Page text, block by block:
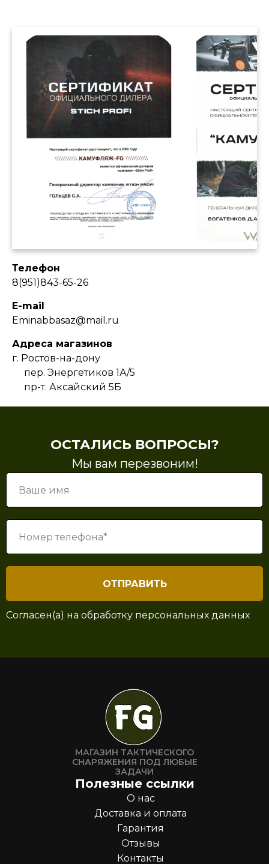
Телефон
8(951)843-65-26
E-mail
Eminabbasaz@mail.ru
Адреса магазинов
г. Ростов-на-дону
пер. Энергетиков 1А/5
пр-т. Аксайский 5Б
ОСТАЛИСЬ ВОПРОСЫ?
Мы вам перезвоним!
ОТПРАВИТЬ
Согласен(а) на обработку персональных данных
МАГАЗИН ТАКТИЧЕСКОГО
СНАРЯЖЕНИЯ ПОД ЛЮБЫЕ
ЗАДАЧИ
Полезные ссылки
О нас
Доставка и оплата
Гарантия
Отзывы
Контакты